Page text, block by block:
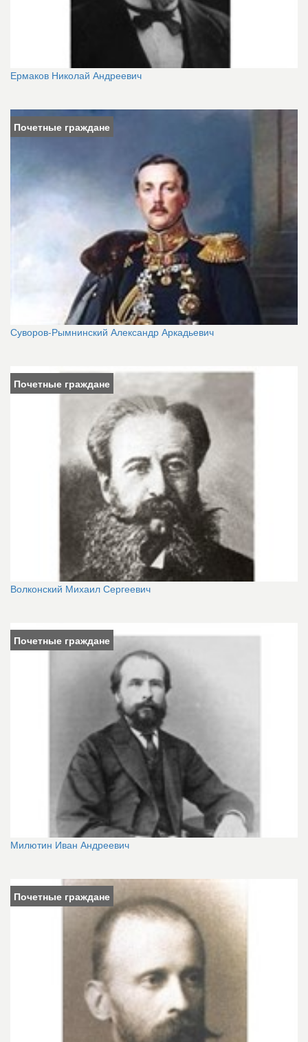
Ермаков Николай Андреевич
Почетные граждане
Суворов-Рымнинский Александр Аркадьевич
Почетные граждане
Волконский Михаил Сергеевич
Почетные граждане
Милютин Иван Андреевич
Почетные граждане